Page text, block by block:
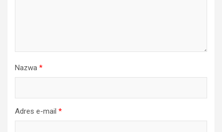
Nazwa *
Adres e-mail *